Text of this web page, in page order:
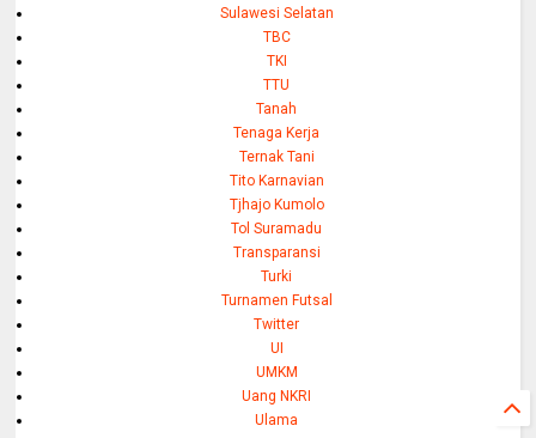
Sulawesi Selatan
TBC
TKI
TTU
Tanah
Tenaga Kerja
Ternak Tani
Tito Karnavian
Tjhajo Kumolo
Tol Suramadu
Transparansi
Turki
Turnamen Futsal
Twitter
UI
UMKM
Uang NKRI
Ulama